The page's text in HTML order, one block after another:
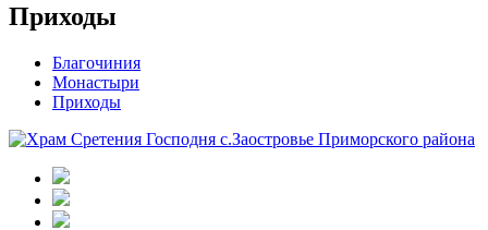
Приходы
Благочиния
Монастыри
Приходы